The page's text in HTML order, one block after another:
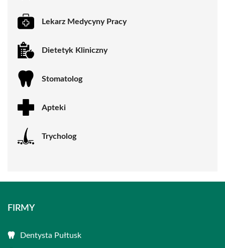
Lekarz Medycyny Pracy
Dietetyk Kliniczny
Stomatolog
Apteki
Trycholog
FIRMY
Dentysta Pułtusk